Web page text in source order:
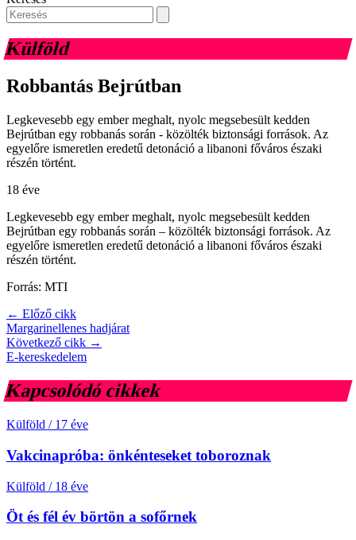
Külföld
Robbantás Bejrútban
Legkevesebb egy ember meghalt, nyolc megsebesült kedden
Bejrútban egy robbanás során - közölték biztonsági források. Az
egyelőre ismeretlen eredetű detonáció a libanoni főváros északi
részén történt.
18 éve
Legkevesebb egy ember meghalt, nyolc megsebesült kedden
Bejrútban egy robbanás során – közölték biztonsági források. Az
egyelőre ismeretlen eredetű detonáció a libanoni főváros északi
részén történt.
Forrás: MTI
← Előző cikk
Margarinellenes hadjárat
Következő cikk →
E-kereskedelem
Kapcsolódó cikkek
Külföld / 17 éve
Vakcinapróba: önkénteseket toboroznak
Külföld / 18 éve
Öt és fél év börtön a sofőrnek